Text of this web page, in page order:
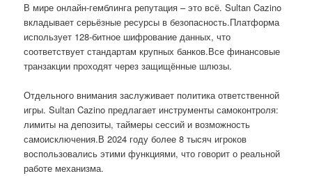
В мире онлайн-гемблинга репутация – это всё. Sultan Cazino
вкладывает серьёзные ресурсы в безопасность.Платформа
использует 128-битное шифрование данных, что
соответствует стандартам крупных банков.Все финансовые
транзакции проходят через защищённые шлюзы.
Отдельного внимания заслуживает политика ответственной
игры. Sultan Cazino предлагает инструменты самоконтроля:
лимиты на депозиты, таймеры сессий и возможность
самоисключения.В 2024 году более 8 тысяч игроков
воспользовались этими функциями, что говорит о реальной
работе механизма.